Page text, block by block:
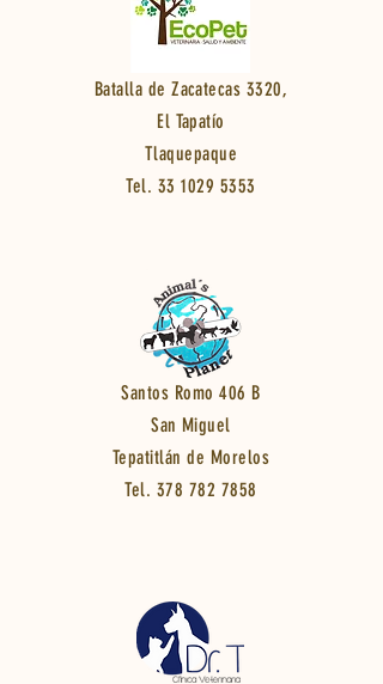
Batalla de Zacatecas 3320,
El Tapatío
Tlaquepaque
Tel. 33 1029 5353
Santos Romo 406 B
San Miguel
Tepatitlán de Morelos
Tel. 378 782 7858